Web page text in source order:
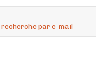
recherche par e-mail